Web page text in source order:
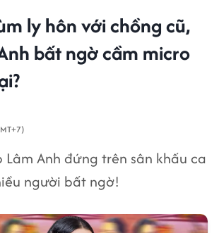
ly hôn với chồng cũ,
bất ngờ cầm micro
Lâm Anh đứng trên sân khấu ca
người bất ngờ!